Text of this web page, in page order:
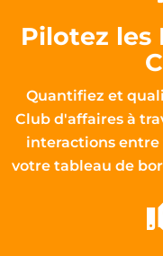
Pilotez les
Quantifiez et
Club d'affaires à
interactions entre
votre tableau de